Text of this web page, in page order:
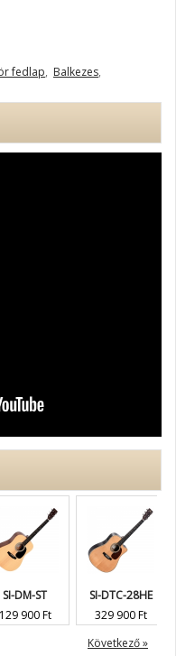
fedlap, Balkezes,
DM-ST
900 Ft
SI-DTC-28HE
329 900 Ft
Következő »